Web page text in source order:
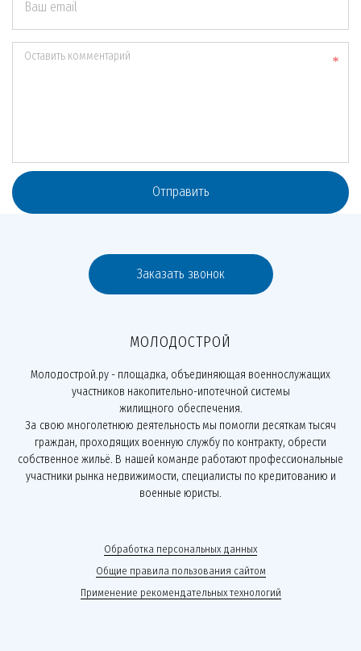
Ваш email
Оставить комментарий
Отправить
Заказать звонок
МОЛОДОСТРОЙ
Молодострой.ру - площадка, объединяющая военнослужащих
участников накопительно-ипотечной системы
жилищного обеспечения.
За свою многолетнюю деятельность мы помогли десяткам тысяч
граждан, проходящих военную службу по контракту, обрести
собственное жильё. В нашей команде работают профессиональные
участники рынка недвижимости, специалисты по кредитованию и
военные юристы.
Обработка персональных данных
Общие правила пользования сайтом
Применение рекомендательных технологий